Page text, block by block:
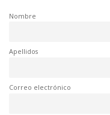
Nombre
Apellidos
Correo electrónico